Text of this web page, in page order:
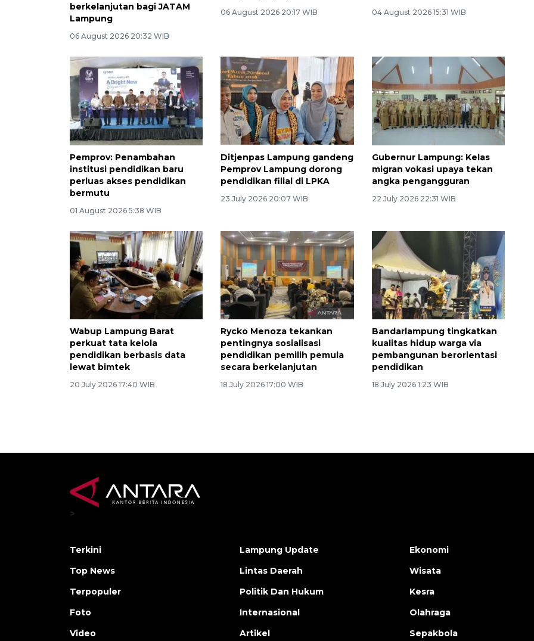
berkelanjutan bagi JATAM
Lampung
06 August 2026 20:32 WIB
06 August 2026 20:17 WIB 04 August 2026 15:31 WIB
Pemprov: Penambahan
institusi pendidikan baru
perluas akses pendidikan
bermutu
01 August 2026 5:38 WIB
Ditjenpas Lampung gandeng
Pemprov Lampung dorong
pendidikan filial di LPKA
23 July 2026 20:07 WIB
Gubernur Lampung: Kelas
migran vokasi upaya tekan
angka pengangguran
22 July 2026 22:31 WIB
Wabup Lampung Barat
perkuat tata kelola
pendidikan berbasis data
lewat bimtek
20 July 2026 17:40 WIB
Rycko Menoza tekankan
pentingnya sosialisasi
pendidikan pemilih pemula
secara berkelanjutan
18 July 2026 17:00 WIB
Bandarlampung tingkatkan
kualitas hidup warga via
pembangunan berorientasi
pendidikan
18 July 2026 1:23 WIB
>
Terkini
Top News
Terpopuler
Foto
Video
Lampung Update
Lintas Daerah
Politik Dan Hukum
Internasional
Artikel
Ekonomi
Wisata
Kesra
Olahraga
Sepakbola